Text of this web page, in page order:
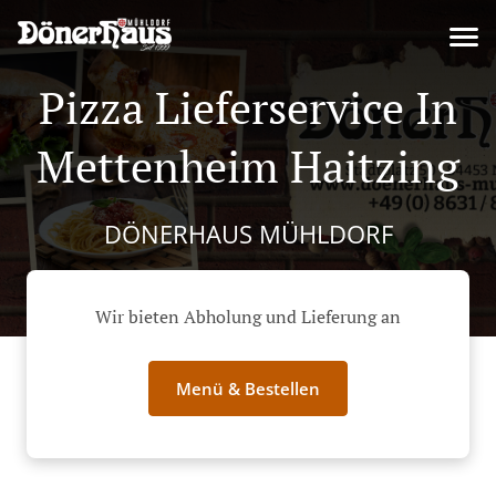
Pizza Lieferservice In
Mettenheim Haitzing
DÖNERHAUS MÜHLDORF
Wir bieten Abholung und Lieferung an
Menü & Bestellen